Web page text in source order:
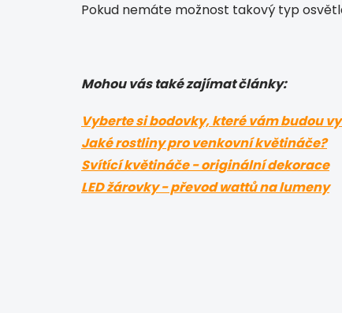
Pokud nemáte možnost takový typ
Mohou vás také zajímat články:
Vyberte si bodovky, které vám budou
Jaké rostliny pro venkovní květináče?
Svítící květináče - originální dekorace
LED žárovky - převod wattů na lumeny